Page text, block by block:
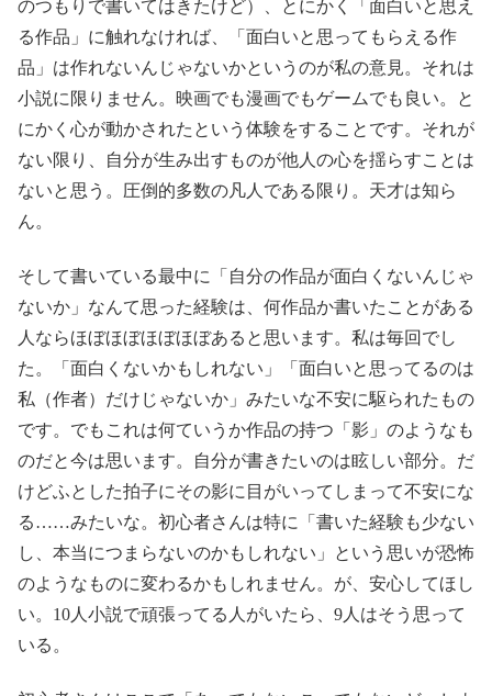
のつもりで書いてはきたけど）、とにかく「面白いと思え
る作品」に触れなければ、「面白いと思ってもらえる作
品」は作れないんじゃないかというのが私の意見。それは
小説に限りません。映画でも漫画でもゲームでも良い。と
にかく心が動かされたという体験をすることです。それが
ない限り、自分が生み出すものが他人の心を揺らすことは
ないと思う。圧倒的多数の凡人である限り。天才は知ら
ん。
そして書いている最中に「自分の作品が面白くないんじゃ
ないか」なんて思った経験は、何作品か書いたことがある
人ならほぼほぼほぼほぼあると思います。私は毎回でし
た。「面白くないかもしれない」「面白いと思ってるのは
私（作者）だけじゃないか」みたいな不安に駆られたもの
です。でもこれは何ていうか作品の持つ「影」のようなも
のだと今は思います。自分が書きたいのは眩しい部分。だ
けどふとした拍子にその影に目がいってしまって不安にな
る……みたいな。初心者さんは特に「書いた経験も少ない
し、本当につまらないのかもしれない」という思いが恐怖
のようなものに変わるかもしれません。が、安心してほし
い。10人小説で頑張ってる人がいたら、9人はそう思って
いる。